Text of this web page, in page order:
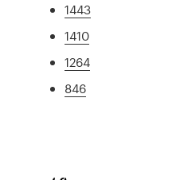
1443
1410
1264
846